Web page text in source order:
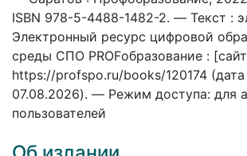
ISBN 978-5-4488-1482-2. — Текст :
Электронный ресурс цифровой
среды СПО PROFобразование :
https://profspo.ru/books/120174
07.08.2026). — Режим доступа: для
пользователей